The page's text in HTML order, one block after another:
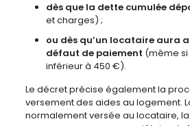
dès que la dette cumulée
et charges) ;
ou dès qu’un locataire aura
défaut de paiement (même
inférieur à 450 €).
Le décret précise également la
versement des aides au logement.
normalement versée au locataire, la